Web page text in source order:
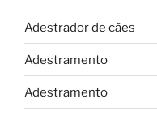
Adestrador de cães
Adestramento
Adestramento